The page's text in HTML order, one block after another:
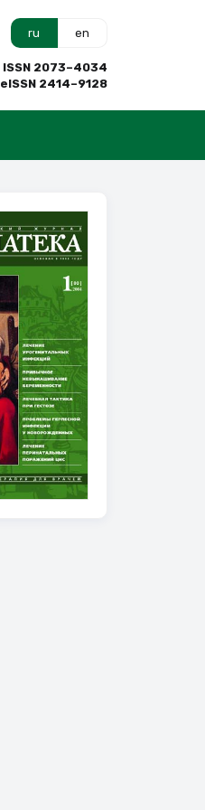
ru en
ISSN 2073–4034
eISSN 2414–9128